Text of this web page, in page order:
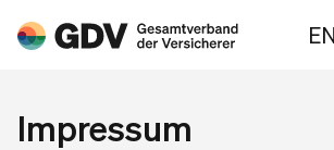
EN
Impressum